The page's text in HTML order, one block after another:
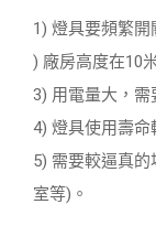
1) 燈具要頻繁
) 廠房高度在10
3) 用電量大，
4) 燈具使用壽
5) 需要較逼真
室等)。